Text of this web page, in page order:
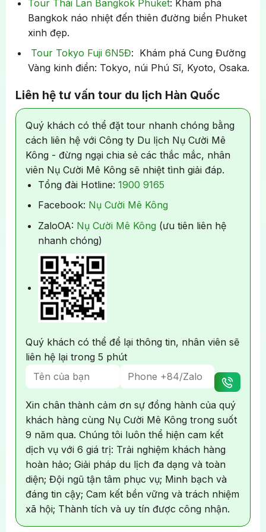
ngơi. Quý khách có thể tự do khám phá Seoul về
đêm, thưởng thức ẩm thực đường phố tại các khu
chợ đêm sầm uất như Myeongdong hoặc
Dongdaemun.
Tham quan điện chính và kiến trúc cung đình cổ xưa, tìm
hiểu đời sống triều đại Joseon
Bảo tàng dân gian Quốc gia Hàn Quốc– nơi lưu
giữ hơn 10.000 hiện vật quý tái hiện lại cuộc sống
thường ngày, tín ngưỡng, nghi lễ và sinh hoạt gia
đình của người dân Triều Tiên xưa. Đây là một điểm
đến lý tưởng để hiểu sâu hơn về văn hóa truyền
thống Hàn Quốc.
Khám phá hơn 10.000 hiện vật tái hiện đời sống, tín
ngưỡng và sinh hoạt hàng ngày của người Hàn xưa
Thưởng thức chương trình Hero Painter Show
một buổi biểu diễn độc đáo kết hợp giữa kịch nói,
nhạc kịch, nghệ thuật trình diễn và hội họa sống.
Trong khoảng 70 phút, khán giả sẽ được chứng
kiến sự kết hợp hài hước và bất ngờ của các nghệ
sĩ khi tạo ra các tác phẩm nghệ thuật ngay trên sân
khấu bằng những kỹ thuật đặc biệt và hiệu ứng sân
khấu hiện đại.
Mua sắm và đóng gói hàng hóa tại tạp hóa Polim
điểm dừng chân cuối cùng để quý khách lựa chọn
các mặt hàng đặc sản, quà lưu niệm hoặc nhu yếu
phẩm mang về làm quà cho người thân, bạn bè.
Chọn mua đặc sản, quà lưu niệm và nhu yếu phẩm cuối
cùng trước khi về nước
Buổi tối:Xe đưa đoàn ra
làm thủ tục check-in, hoàn thuế (nếu có) và khởi
hành
chuyến bay về TP. Hồ Chí Minh
Về đến Việt Nam, đoàn làm thủ tục nhập cảnh,
nhận lại hành lý cá nhân. Trưởng đoàn chào tạm
biệt và hẹn gặp lại quý khách trong những chuyến
đi sắp tới.
Tour Thái Lan Bangkok Phuket: Khám phá
Bangkok náo nhiệt đến thiên đường biển Phuket
xinh đẹp.
Tour Tokyo Fuji 6N5Đ: Khám phá Cung Đường
Vàng kinh điển: Tokyo, núi Phú Sĩ, Kyoto, Osaka.
Liên hệ tư vấn tour du lịch Hàn Quốc
Quý khách có thể đặt tour nhanh chóng bằng
cách liên hệ với Công ty Du lịch Nụ Cười Mê
Kông - đừng ngại chia sẻ các thắc mắc, nhân
viên Nụ Cười Mê Kông sẽ nhiệt tình giải đáp.
Tổng đài Hotline: 1900 9165
Facebook: Nụ Cười Mê Kông
ZaloOA: Nụ Cười Mê Kông (ưu tiên liên hệ
nhanh chóng)
Quý khách có thể để lại thông tin, nhân viên sẽ
liên hệ lại trong 5 phút
Xin chân thành cảm ơn sự đồng hành của quý
khách hàng cùng Nụ Cười Mê Kông trong suốt
9 năm qua. Chúng tôi luôn thể hiện cam kết
dịch vụ với 6 giá trị: Trải nghiệm khách hàng
hoàn hảo; Giải pháp du lịch đa dạng và toàn
diện; Đội ngũ tận tâm phục vụ; Minh bạch và
đáng tin cậy; Cam kết bền vững và trách nhiệm
xã hội; Thành tích và uy tín được công nhận.